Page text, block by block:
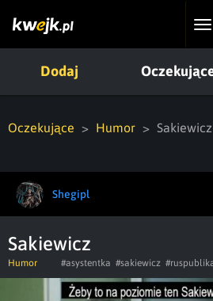
Dodaj
Oczekujące Humor Sakiewicz
Shegipl
Sakiewicz
Humor #asystentka #sakiewicz